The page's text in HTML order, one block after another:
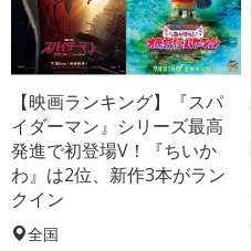
【映画ランキング】『スパ
イダーマン』シリーズ最高
発進で初登場V！『ちいか
わ』は2位、新作3本がラン
クイン
全国